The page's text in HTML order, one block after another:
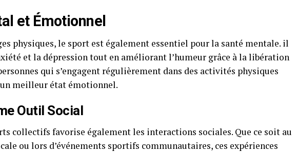
et Émotionnel
physiques, le sport est également essentiel pour la santé mentale. il
et la dépression tout en améliorant l’humeur grâce à la libération
qui s’engagent régulièrement dans des activités physiques
meilleur état émotionnel.
Outil Social
collectifs favorise également les interactions sociales. Que ce soit au
ou lors d’événements sportifs communautaires, ces expériences